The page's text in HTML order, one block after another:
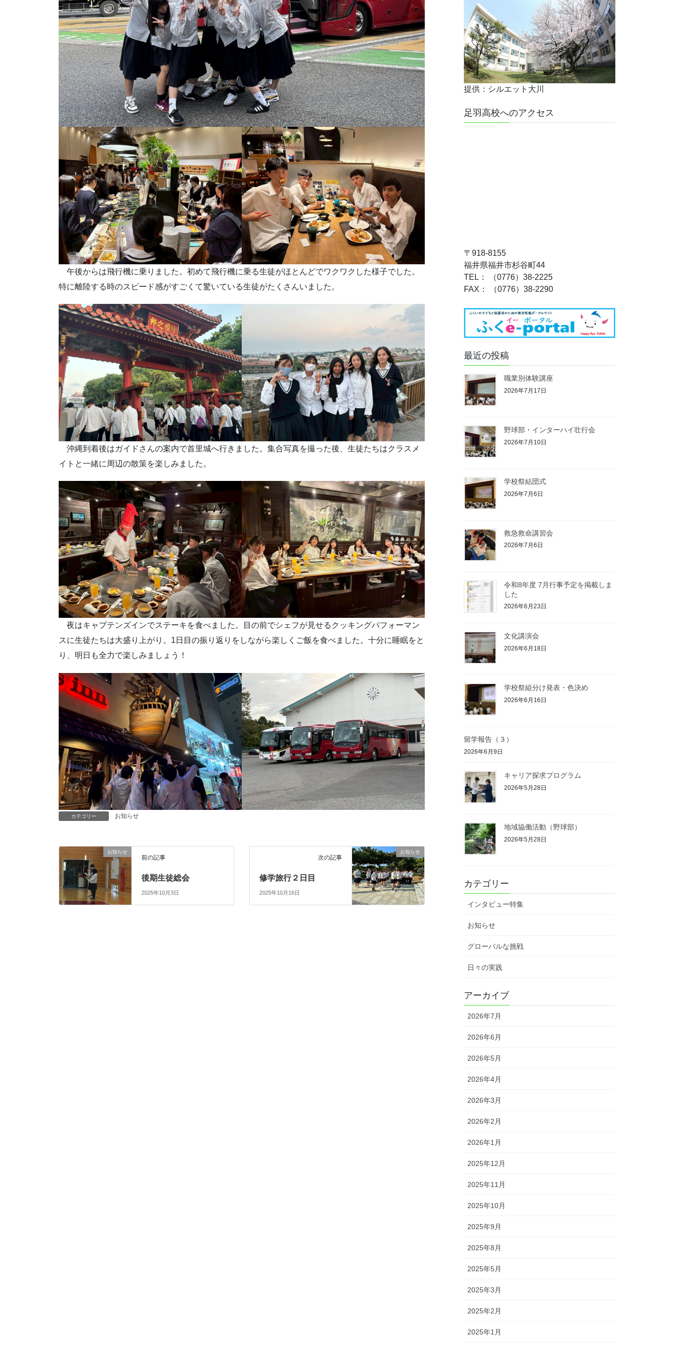
午後からは飛行機に乗りました。初めて飛行機に乗る生徒がほとんどでワクワクした様子でした。
特に離陸する時のスピード感がすごくて驚いている生徒がたくさんいました。
沖縄到着後はガイドさんの案内で首里城へ行きました。集合写真を撮った後、生徒たちはクラスメ
イトと一緒に周辺の散策を楽しみました。
夜はキャプテンズインでステーキを食べました。目の前でシェフが見せるクッキングパフォーマン
スに生徒たちは大盛り上がり。1日目の振り返りをしながら楽しくご飯を食べました。十分に睡眠をと
り、明日も全力で楽しみましょう！
カテゴリー お知らせ
お知らせ
前の記事
後期生徒総会
2025年10月3日
お知らせ
次の記事
修学旅行２日目
2025年10月16日
提供：シルエット大川
足羽高校へのアクセス
〒918-8155
福井県福井市杉谷町44
TEL： （0776）38-2225
FAX： （0776）38-2290
最近の投稿
職業別体験講座
2026年7月17日
野球部・インターハイ壮行会
2026年7月10日
学校祭結団式
2026年7月6日
救急救命講習会
2026年7月6日
令和8年度 7月行事予定を掲載しま
した
2026年6月23日
文化講演会
2026年6月18日
学校祭組分け発表・色決め
2026年6月16日
留学報告（３）
2026年6月9日
キャリア探求プログラム
2026年5月28日
地域協働活動（野球部）
2026年5月28日
カテゴリー
インタビュー特集
お知らせ
グローバルな挑戦
日々の実践
アーカイブ
2026年7月
2026年6月
2026年5月
2026年4月
2026年3月
2026年2月
2026年1月
2025年12月
2025年11月
2025年10月
2025年9月
2025年8月
2025年5月
2025年3月
2025年2月
2025年1月